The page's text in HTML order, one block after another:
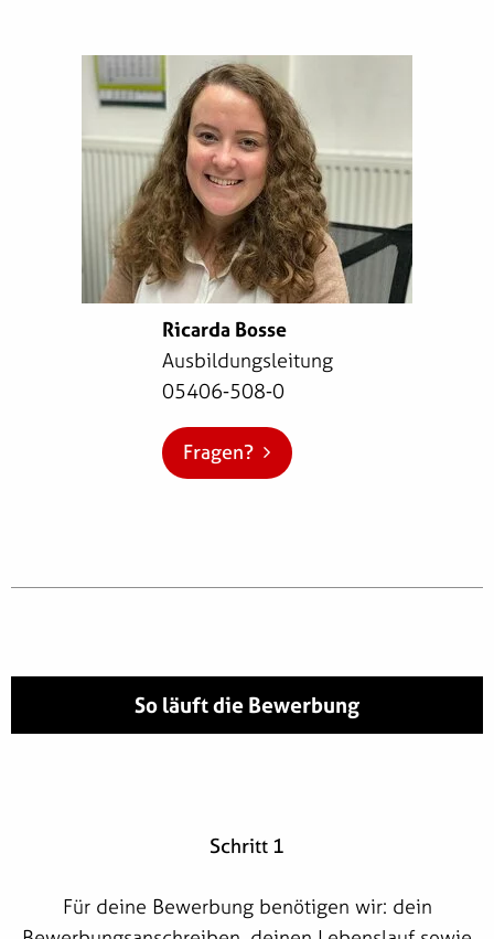
Ricarda Bosse
Ausbildungsleitung
05406-508-0
Fragen?
So läuft die Bewerbung
Schritt 1
Für deine Bewerbung benötigen wir: dein